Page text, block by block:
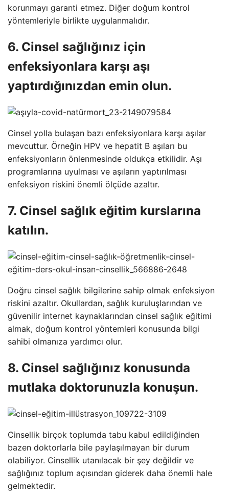
korunmayı garanti etmez. Diğer doğum kontrol
yöntemleriyle birlikte uygulanmalıdır.
6. Cinsel sağlığınız için
enfeksiyonlara karşı aşı
yaptırdığınızdan emin olun.
Cinsel yolla bulaşan bazı enfeksiyonlara karşı aşılar
mevcuttur. Örneğin HPV ve hepatit B aşıları bu
enfeksiyonların önlenmesinde oldukça etkilidir. Aşı
programlarına uyulması ve aşıların yaptırılması
enfeksiyon riskini önemli ölçüde azaltır.
7. Cinsel sağlık eğitim kurslarına
katılın.
Doğru cinsel sağlık bilgilerine sahip olmak enfeksiyon
riskini azaltır. Okullardan, sağlık kuruluşlarından ve
güvenilir internet kaynaklarından cinsel sağlık eğitimi
almak, doğum kontrol yöntemleri konusunda bilgi
sahibi olmanıza yardımcı olur.
8. Cinsel sağlığınız konusunda
mutlaka doktorunuzla konuşun.
Cinsellik birçok toplumda tabu kabul edildiğinden
bazen doktorlarla bile paylaşılmayan bir durum
olabiliyor. Cinsellik utanılacak bir şey değildir ve
sağlığınız toplum açısından giderek daha önemli hale
gelmektedir.